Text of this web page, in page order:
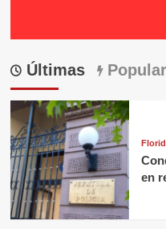
Últimas Popular
en